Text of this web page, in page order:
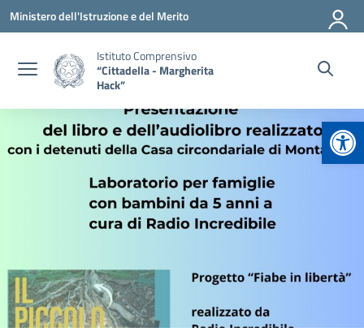
Vai ai contenuti
Vai al menu di navigazione
Vai al footer
Ministero dell'Istruzione e del Merito
Istituto Comprensivo
“Cittadella - Margherita
Hack”